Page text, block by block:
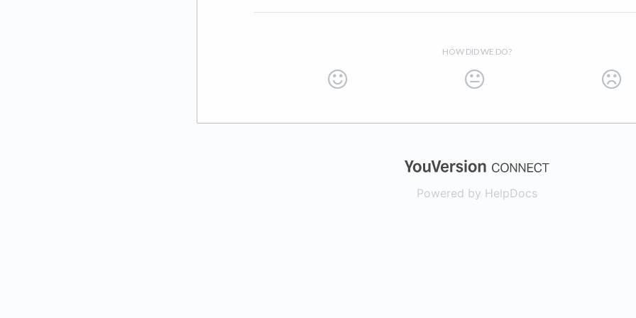
HOW DID WE DO?
(opens in a new
Powered by HelpDocs